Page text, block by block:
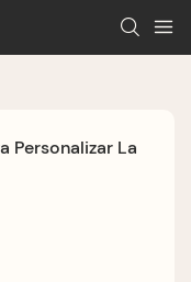
Personalizar La